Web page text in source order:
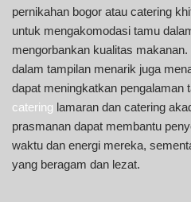
pernikahan bogor atau catering
untuk mengakomodasi tamu
mengorbankan kualitas
dalam tampilan menarik juga
dapat meningkatkan pengalaman
catering lamaran dan catering
prasmanan dapat membantu
waktu dan energi mereka,
yang beragam dan lezat.